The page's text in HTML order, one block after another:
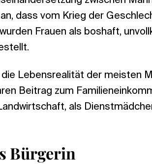
dass vom Krieg der
Frauen als boshaft,
Lebensrealität der meisten
Beitrag zum
als
Bürgerin